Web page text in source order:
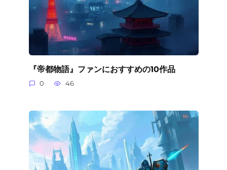
『帝都物語』ファンにおすすめの10作品
0 46